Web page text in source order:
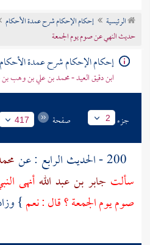
تراجم الأعلام
الرئيسية إحكام الإحكام شرح عمدة الأحكام
حديث النهي عن صوم يوم الجمعة
إحكام الإحكام شرح عمدة الأحكام
ابن دقيق العيد - محمد بن علي بن وهب
جزء 2 صفحة 417
سألت جابر بن عبد اللهأنهى
صوم يوم الجمعة ؟ قال : نعم}